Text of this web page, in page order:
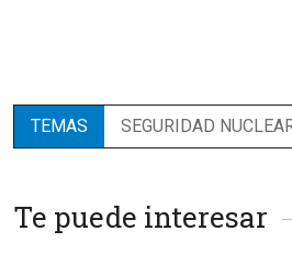
TEMAS SEGURIDAD
Te puede interesar